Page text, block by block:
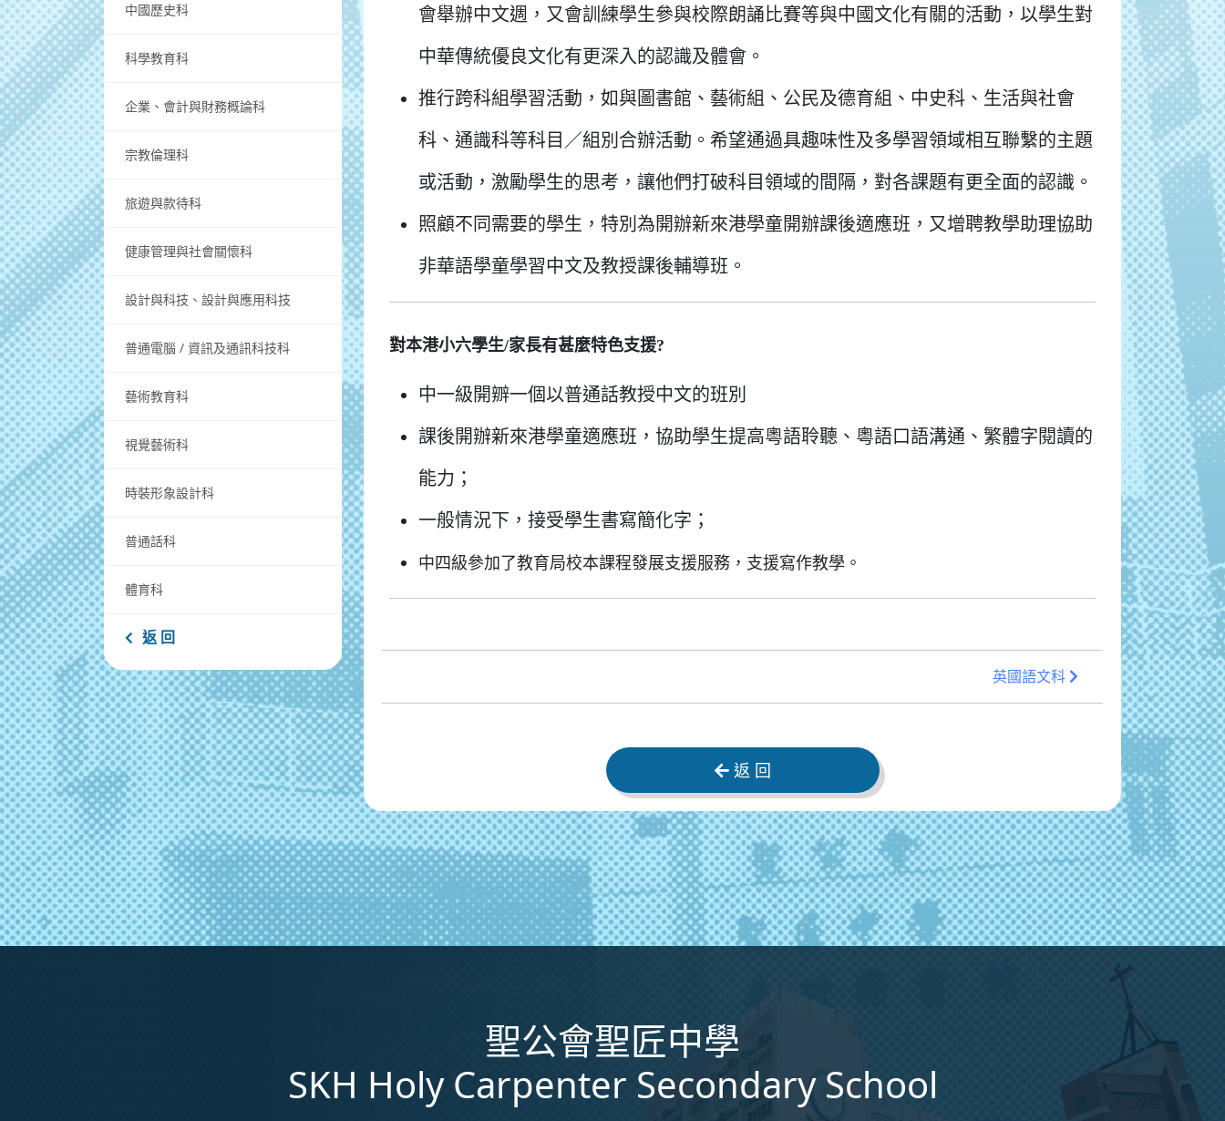
中國歷史科
科學教育科
企業、會計與財務概論科
宗教倫理科
旅遊與款待科
健康管理與社會關懷科
設計與科技、設計與應用科技
普通電腦 / 資訊及通訊科技科
藝術教育科
視覺藝術科
時裝形象設計科
普通話科
體育科
返 回
會舉辦中文週，又會訓練學生參與校際朗誦比賽等與中國文化有關的活動，以學生對
中華傳統優良文化有更深入的認識及體會。
推行跨科組學習活動，如與圖書館、藝術組、公民及德育組、中史科、生活與社會
科、通識科等科目／組別合辦活動。希望通過具趣味性及多學習領域相互聯繫的主題
或活動，激勵學生的思考，讓他們打破科目領域的間隔，對各課題有更全面的認識。
照顧不同需要的學生，特別為開辦新來港學童開辦課後適應班，又增聘教學助理協助
非華語學童學習中文及教授課後輔導班。
對本港小六學生/家長有甚麼特色支援?
中一級開辧一個以普通話教授中文的班別
課後開辦新來港學童適應班，協助學生提高粵語聆聽、粵語口語溝通、繁體字閱讀的
能力；
一般情況下，接受學生書寫簡化字；
中四級參加了教育局校本課程發展支援服務，支援寫作教學。
英國語文科
返 回
聖公會聖匠中學
SKH Holy Carpenter Secondary School